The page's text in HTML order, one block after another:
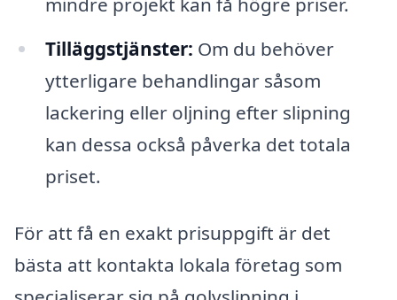
Tilläggstjänster: Om du behöver
ytterligare behandlingar såsom
lackering eller oljning efter slipning
kan dessa också påverka det totala
priset.
För att få en exakt prisuppgift är det
bästa att kontakta lokala företag som